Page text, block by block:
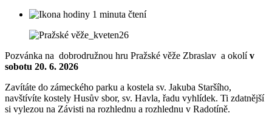
1 minuta čtení
Pozvánka na dobrodružnou hru Pražské věže Zbraslav a okolív
sobotu 20. 6. 2026
Zavítáte do zámeckého parku a kostela sv. Jakuba Staršího,
navštívíte kostely Husův sbor, sv. Havla, řadu vyhlídek. Ti zdatnější
si vylezou na Závisti na rozhlednu a rozhlednu v Radotíně.